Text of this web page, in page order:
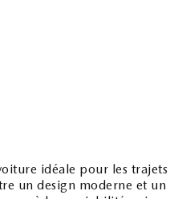
idéale pour les trajets
un design moderne et un